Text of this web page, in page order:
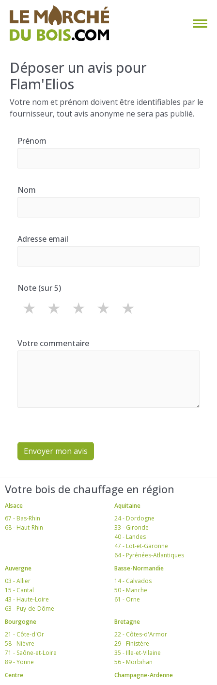
CHAUFFAGE AU BOIS
FAQ
CALCULER SA CONSOMMATION
Déposer un avis pour
Flam'Elios
Votre nom et prénom doivent être identifiables par le
fournisseur, tout avis anonyme ne sera pas publié.
Prénom
Nom
Adresse email
Note (sur 5)
★
★
★
★
★
Votre commentaire
Envoyer mon avis
Votre bois de chauffage en région
Alsace
67 - Bas-Rhin
68 - Haut-Rhin
Aquitaine
24 - Dordogne
33 - Gironde
40 - Landes
47 - Lot-et-Garonne
64 - Pyrénées-Atlantiques
Auvergne
03 - Allier
15 - Cantal
43 - Haute-Loire
63 - Puy-de-Dôme
Basse-Normandie
14 - Calvados
50 - Manche
61 - Orne
Bourgogne
21 - Côte-d'Or
58 - Nièvre
71 - Saône-et-Loire
89 - Yonne
Bretagne
22 - Côtes-d'Armor
29 - Finistère
35 - Ille-et-Vilaine
56 - Morbihan
Centre
Champagne-Ardenne